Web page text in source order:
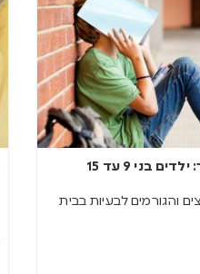
בני 9 עד 15
והגורמים לבעיות בבית